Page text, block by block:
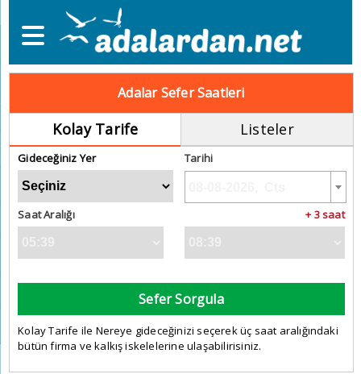
Adalar Sefer Saatleri
Kolay Tarife Listeler
Gideceğiniz Yer Tarihi
Saat Aralığı + 3 saat
Sefer Sorgula
Kolay Tarife ile Nereye gideceğinizi seçerek üç saat aralığındaki
bütün firma ve kalkış iskelelerine ulaşabilirisiniz.